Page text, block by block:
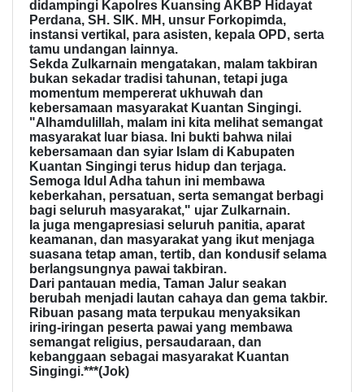
didampingi Kapolres Kuansing AKBP Hidayat
Perdana, SH. SIK. MH, unsur Forkopimda,
instansi vertikal, para asisten, kepala OPD, serta
tamu undangan lainnya.
Sekda Zulkarnain mengatakan, malam takbiran
bukan sekadar tradisi tahunan, tetapi juga
momentum mempererat ukhuwah dan
kebersamaan masyarakat Kuantan Singingi.
"Alhamdulillah, malam ini kita melihat semangat
masyarakat luar biasa. Ini bukti bahwa nilai
kebersamaan dan syiar Islam di Kabupaten
Kuantan Singingi terus hidup dan terjaga.
Semoga Idul Adha tahun ini membawa
keberkahan, persatuan, serta semangat berbagi
bagi seluruh masyarakat," ujar Zulkarnain.
Ia juga mengapresiasi seluruh panitia, aparat
keamanan, dan masyarakat yang ikut menjaga
suasana tetap aman, tertib, dan kondusif selama
berlangsungnya pawai takbiran.
Dari pantauan media, Taman Jalur seakan
berubah menjadi lautan cahaya dan gema takbir.
Ribuan pasang mata terpukau menyaksikan
iring-iringan peserta pawai yang membawa
semangat religius, persaudaraan, dan
kebanggaan sebagai masyarakat Kuantan
Singingi.***(Jok)